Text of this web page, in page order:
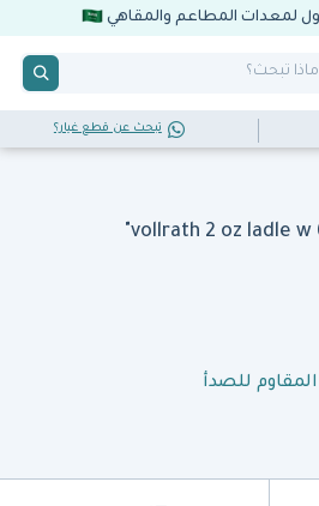
لمعدات المطاعم والمقاهي
تبحث عن قطع غيار؟
للصدأ